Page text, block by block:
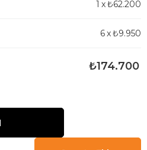
1 x₺62.200
6x₺9.950
₺174.700